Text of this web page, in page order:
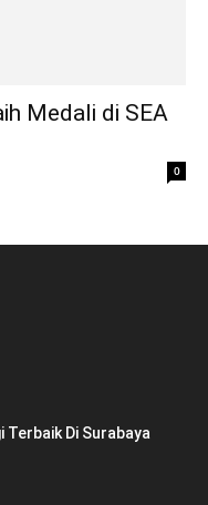
Medali di SEA
0
Terbaik Di Surabaya